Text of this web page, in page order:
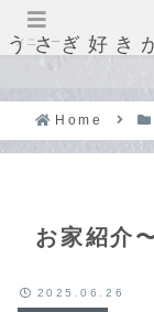
うさぎ好き
Home
お家紹介
2025.06.26
メニュー